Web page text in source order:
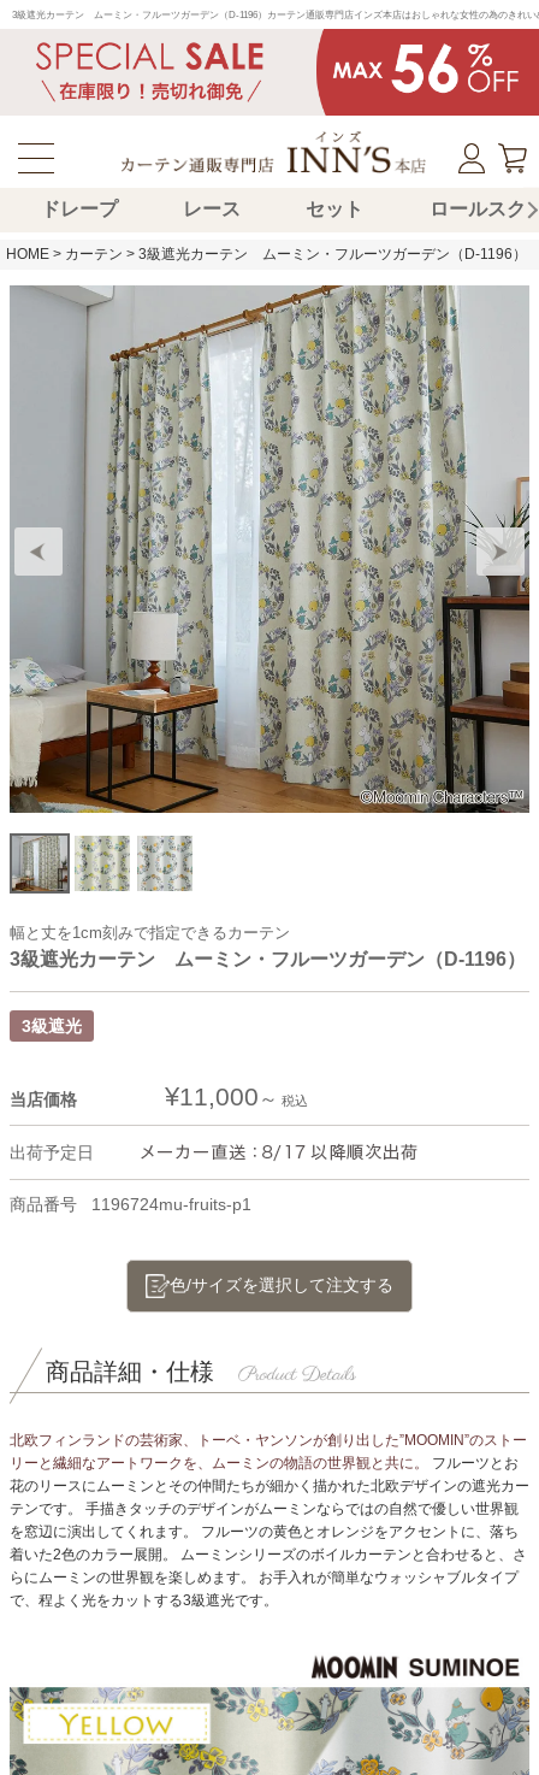
3級遮光カーテン　ムーミン・フルーツガーデン（D-1196）カーテン通販専門店インズ本店はおしゃれな女性の為のきれ
ドレープ レース セット ロールスク
HOME カーテン 3級遮光カーテン ムーミン・フルーツガーデン（D-1196）
幅と丈を1cm刻みで指定できるカーテン
3級遮光カーテン ムーミン・フルーツガーデン（D-1196）
3級遮光
当店価格 ¥11,000 税込
出荷予定日
商品番号 1196724mu-fruits-p1
色/サイズを選択して注文する
商品詳細・仕様
北欧フィンランドの芸術家、トーベ・ヤンソンが創り出した”MOOMIN”のストー
リーと繊細なアートワークを、ムーミンの物語の世界観と共に。
フルーツとお
花のリースにムーミンとその仲間たちが細かく描かれた北欧デザインの遮光カー
テンです。
手描きタッチのデザインがムーミンならではの自然で優しい世界観
を窓辺に演出してくれます。
フルーツの黄色とオレンジをアクセントに、落ち
着いた2色のカラー展開。
ムーミンシリーズのボイルカーテンと合わせると、さ
らにムーミンの世界観を楽しめます。
お手入れが簡単なウォッシャブルタイプ
で、程よく光をカットする3級遮光です。